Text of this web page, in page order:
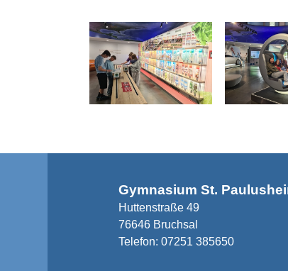
Gymnasium St.
Huttenstraße 49
76646 Bruchsal
Telefon: 07251 385650